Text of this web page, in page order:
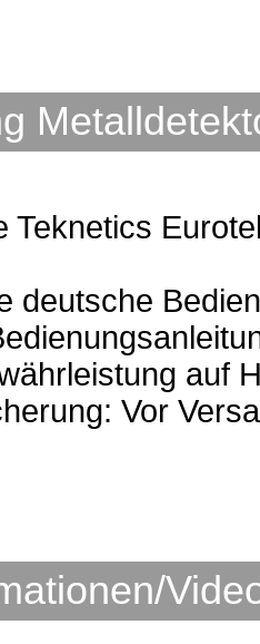
Teknetics
deutsche
auf
Vor